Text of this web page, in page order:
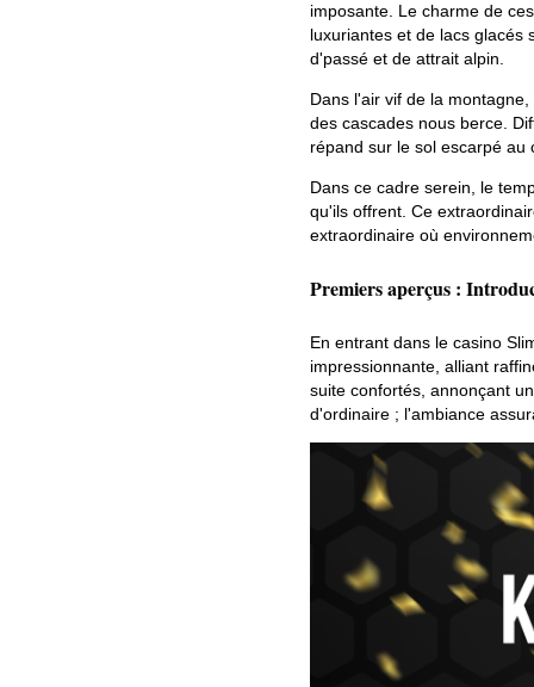
imposante. Le charme de
luxuriantes et de lacs glacés
d'passé et de attrait alpin.
Dans l'air vif de la
des cascades nous berce.
répand sur le sol escarpé au
Dans ce cadre serein, le
qu'ils offrent. Ce
extraordinaire où
Premiers aperçus :
En entrant dans le casino
impressionnante, alliant
suite confortés, annonçant
d'ordinaire ; l'ambiance